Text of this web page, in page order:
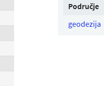
Područje
geodezija